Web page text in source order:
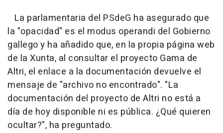
La parlamentaria del PSdeG ha asegurado que
la "opacidad" es el modus operandi del Gobierno
gallego y ha añadido que, en la propia página web
de la Xunta, al consultar el proyecto Gama de
Altri, el enlace a la documentación devuelve el
mensaje de "archivo no encontrado". "La
documentación del proyecto de Altri no está a
día de hoy disponible ni es pública. ¿Qué quieren
ocultar?", ha preguntado.